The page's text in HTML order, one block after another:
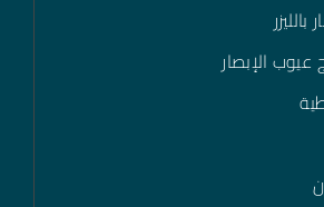
عيوب الإبصار